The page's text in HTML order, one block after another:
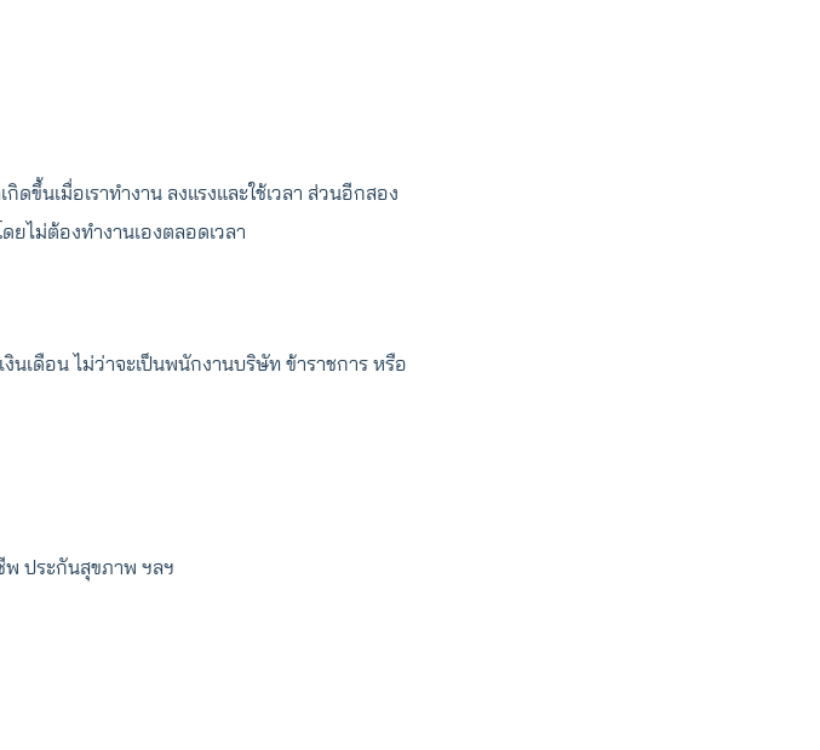
กิดขึ้นเมื่อเราทำงาน ลงแรงและใช้เวลา ส่วนอีกสอง
ยไม่ต้องทำงานเองตลอดเวลา
เดือน ไม่ว่าจะเป็นพนักงานบริษัท ข้าราชการ หรือ
พ ประกันสุขภาพ ฯลฯ